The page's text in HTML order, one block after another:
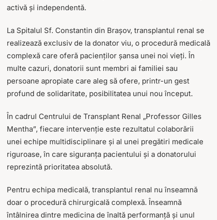
activă și independentă.
La Spitalul Sf. Constantin din Brașov, transplantul renal se
realizează exclusiv de la donator viu, o procedură medicală
complexă care oferă pacienților șansa unei noi vieți. În
multe cazuri, donatorii sunt membri ai familiei sau
persoane apropiate care aleg să ofere, printr-un gest
profund de solidaritate, posibilitatea unui nou început.
În cadrul Centrului de Transplant Renal „Professor Gilles
Mentha”, fiecare intervenție este rezultatul colaborării
unei echipe multidisciplinare și al unei pregătiri medicale
riguroase, în care siguranța pacientului și a donatorului
reprezintă prioritatea absolută.
Pentru echipa medicală, transplantul renal nu înseamnă
doar o procedură chirurgicală complexă. Înseamnă
întâlnirea dintre medicina de înaltă performanță și unul